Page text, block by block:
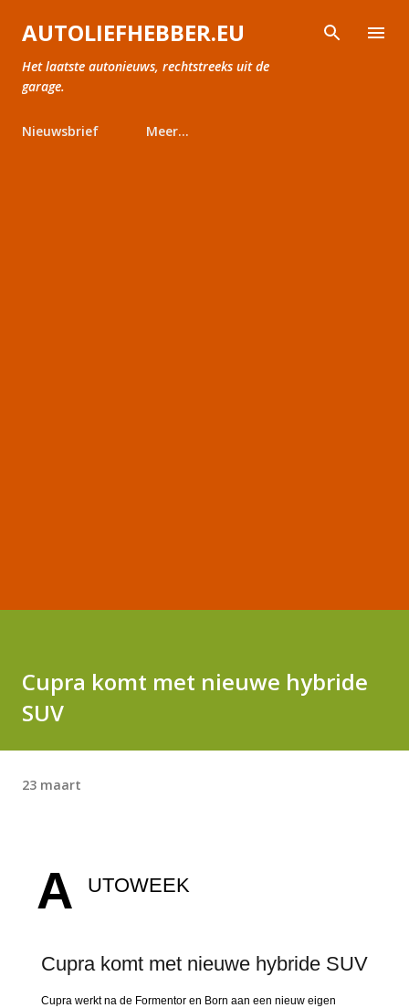
Doorgaan naar hoofdcontent
AUTOLIEFHEBBER.EU
Het laatste autonieuws, rechtstreeks uit de
garage.
Nieuwsbrief Meer…
Cupra komt met nieuwe hybride
SUV
23 maart
A UTOWEEK
Cupra komt met nieuwe hybride SUV
Cupra werkt na de Formentor en Born aan een nieuw eigen